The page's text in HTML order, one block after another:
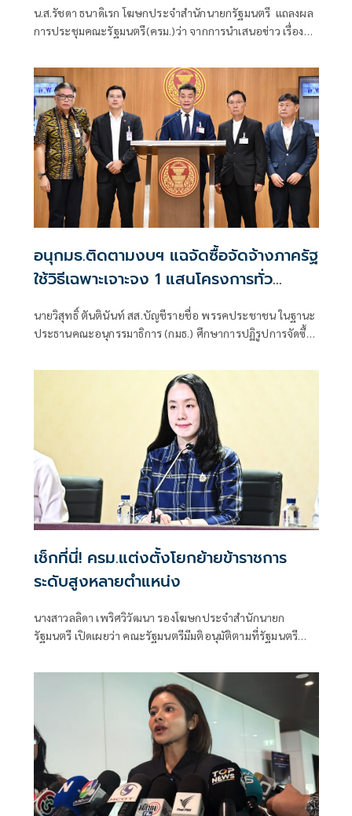
น.ส.รัชดา ธนาดิเรก โฆษกประจำสำนักนายกรัฐมนตรี แถลงผล
การประชุมคณะรัฐมนตรี(ครม.)ว่า จากการนำเสนอข่าว เรื่อง
ร่วมรัฐบาลและนายกฯไปแล้วว่า รัฐบาลนี้มีเสถียรภาพและ
ทำงานร่วมกันอย่างเต็มที่
อนุกมธ.ติดตามงบฯ แฉจัดซื้อจัดจ้างภาครัฐ
ใช้วิธีเฉพาะเจาะจง 1 แสนโครงการทั่ว
ประเทศ เอื้อทุจริตงบกว่า 5 หมื่นล้านบาท
นายวิสุทธิ์ ตันตินันท์ สส.บัญชีรายชื่อ พรรคประชาชน ในฐานะ
ประธานคณะอนุกรรมาธิการ (กมธ.) ศึกษาการปฏิรูปการจัดซื้อ
ติดตามการบริหารงบประมาณ สภาผู้แทนราษฎร แถลงความ
คืบหน้า "การศึกษาการปฏิรูปการจัดซื้อจัดจ้างภาครัฐ" ว่า คณะ
อนุกรรมาธิการชุดนี้ประกอบด้วยตัวแทน สส.
เช็กที่นี่! ครม.แต่งตั้งโยกย้ายข้าราชการ
ระดับสูงหลายตำแหน่ง
นางสาวลลิดา เพริศวิวัฒนา รองโฆษกประจำสำนักนายก
รัฐมนตรี เปิดเผยว่า คณะรัฐมนตรีมีมติอนุมัติตามที่รัฐมนตรี
พลเรือนสามัญ สังกัดกระทรวงการต่างประเทศ ให้ดำรง
ตำแหน่งประเภทบริหารระดับสูง จำนวน 3 ราย เพื่อทดแทน
ตำแหน่งที่จะว่าง ตำแหน่งที่จะเกษียณอายุราชการ และสับ
เปลี่ยนหมุนเวียน ดังนี้